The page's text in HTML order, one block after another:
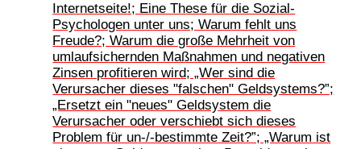
Internetseite!; Eine These für die Sozial-
Psychologen unter uns; Warum fehlt uns
Freude?; Warum die große Mehrheit von
umlaufsichernden Maßnahmen und negativen
Zinsen profitieren wird; „Wer sind die
Verursacher dieses "falschen" Geldsystems?”;
„Ersetzt ein "neues" Geldsystem die
Verursacher oder verschiebt sich dieses
Problem für un-/-bestimmte Zeit?”; „Warum ist